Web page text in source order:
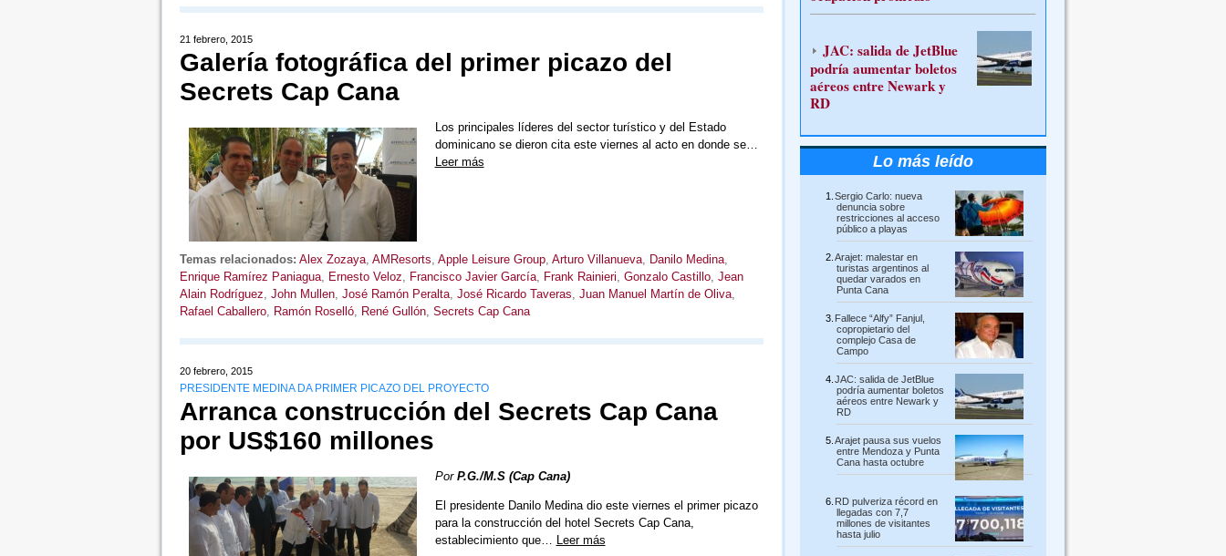
21 febrero, 2015
Galería fotográfica del primer picazo del
Secrets Cap Cana
Los principales líderes del sector turístico y del Estado
dominicano se dieron cita este viernes al acto en donde se…
Leer más
Temas relacionados: Alex Zozaya, AMResorts, Apple Leisure Group, Arturo Villanueva, Danilo Medina,
Enrique Ramírez Paniagua, Ernesto Veloz, Francisco Javier García, Frank Rainieri, Gonzalo Castillo, Jean
Alain Rodríguez, John Mullen, José Ramón Peralta, José Ricardo Taveras, Juan Manuel Martín de Oliva,
Rafael Caballero, Ramón Roselló, René Gullón, Secrets Cap Cana
20 febrero, 2015
PRESIDENTE MEDINA DA PRIMER PICAZO DEL PROYECTO
Arranca construcción del Secrets Cap Cana
por US$160 millones
Por P.G./M.S (Cap Cana)
El presidente Danilo Medina dio este viernes el primer picazo
para la construcción del hotel Secrets Cap Cana,
establecimiento que… Leer más
JAC: salida de JetBlue
podría aumentar boletos
aéreos entre Newark y
RD
Lo más leído
Sergio Carlo: nueva
denuncia sobre
restricciones al acceso
público a playas
Arajet: malestar en
turistas argentinos al
quedar varados en
Punta Cana
Fallece “Alfy” Fanjul,
copropietario del
complejo Casa de
Campo
JAC: salida de JetBlue
podría aumentar boletos
aéreos entre Newark y
RD
Arajet pausa sus vuelos
entre Mendoza y Punta
Cana hasta octubre
RD pulveriza récord en
llegadas con 7,7
millones de visitantes
hasta julio